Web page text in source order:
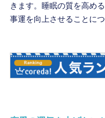
きます。睡眠の質を高め
事運を向上させることに